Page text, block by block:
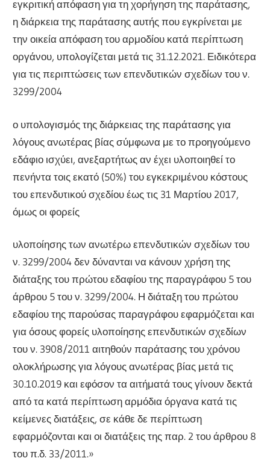
εγκριτική απόφαση για τη χορήγηση της παράτασης,
η διάρκεια της παράτασης αυτής που εγκρίνεται με
την οικεία απόφαση του αρμοδίου κατά περίπτωση
οργάνου, υπολογίζεται μετά τις 31.12.2021. Ειδικότερα
για τις περιπτώσεις των επενδυτικών σχεδίων του ν.
3299/2004
ο υπολογισμός της διάρκειας της παράτασης για
λόγους ανωτέρας βίας σύμφωνα με το προηγούμενο
εδάφιο ισχύει, ανεξαρτήτως αν έχει υλοποιηθεί το
πενήντα τοις εκατό (50%) του εγκεκριμένου κόστους
του επενδυτικού σχεδίου έως τις 31 Μαρτίου 2017,
όμως οι φορείς
υλοποίησης των ανωτέρω επενδυτικών σχεδίων του
ν. 3299/2004 δεν δύνανται να κάνουν χρήση της
διάταξης του πρώτου εδαφίου της παραγράφου 5 του
άρθρου 5 του ν. 3299/2004. Η διάταξη του πρώτου
εδαφίου της παρούσας παραγράφου εφαρμόζεται και
για όσους φορείς υλοποίησης επενδυτικών σχεδίων
του ν. 3908/2011 αιτηθούν παράτασης του χρόνου
ολοκλήρωσης για λόγους ανωτέρας βίας μετά τις
30.10.2019 και εφόσον τα αιτήματά τους γίνουν δεκτά
από τα κατά περίπτωση αρμόδια όργανα κατά τις
κείμενες διατάξεις, σε κάθε δε περίπτωση
εφαρμόζονται και οι διατάξεις της παρ. 2 του άρθρου 8
του π.δ. 33/2011.»